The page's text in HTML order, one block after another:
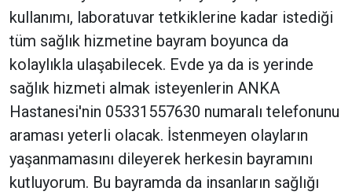
kullanımı, laboratuvar tetkiklerine kadar istediği
tüm sağlık hizmetine bayram boyunca da
kolaylıkla ulaşabilecek. Evde ya da is yerinde
sağlık hizmeti almak isteyenlerin ANKA
Hastanesi'nin 05331557630 numaralı telefonunu
araması yeterli olacak. İstenmeyen olayların
yaşanmamasını dileyerek herkesin bayramını
kutluyorum. Bu bayramda da insanların sağlığı